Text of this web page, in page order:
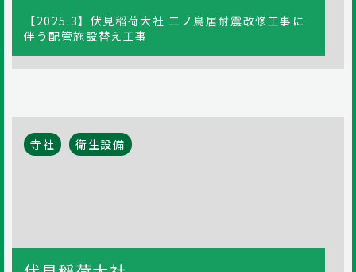
【2025.3】伏見稲荷大社 二ノ鳥居耐震改修工事に
伴う配管施設替え工事
寺社 衛生設備